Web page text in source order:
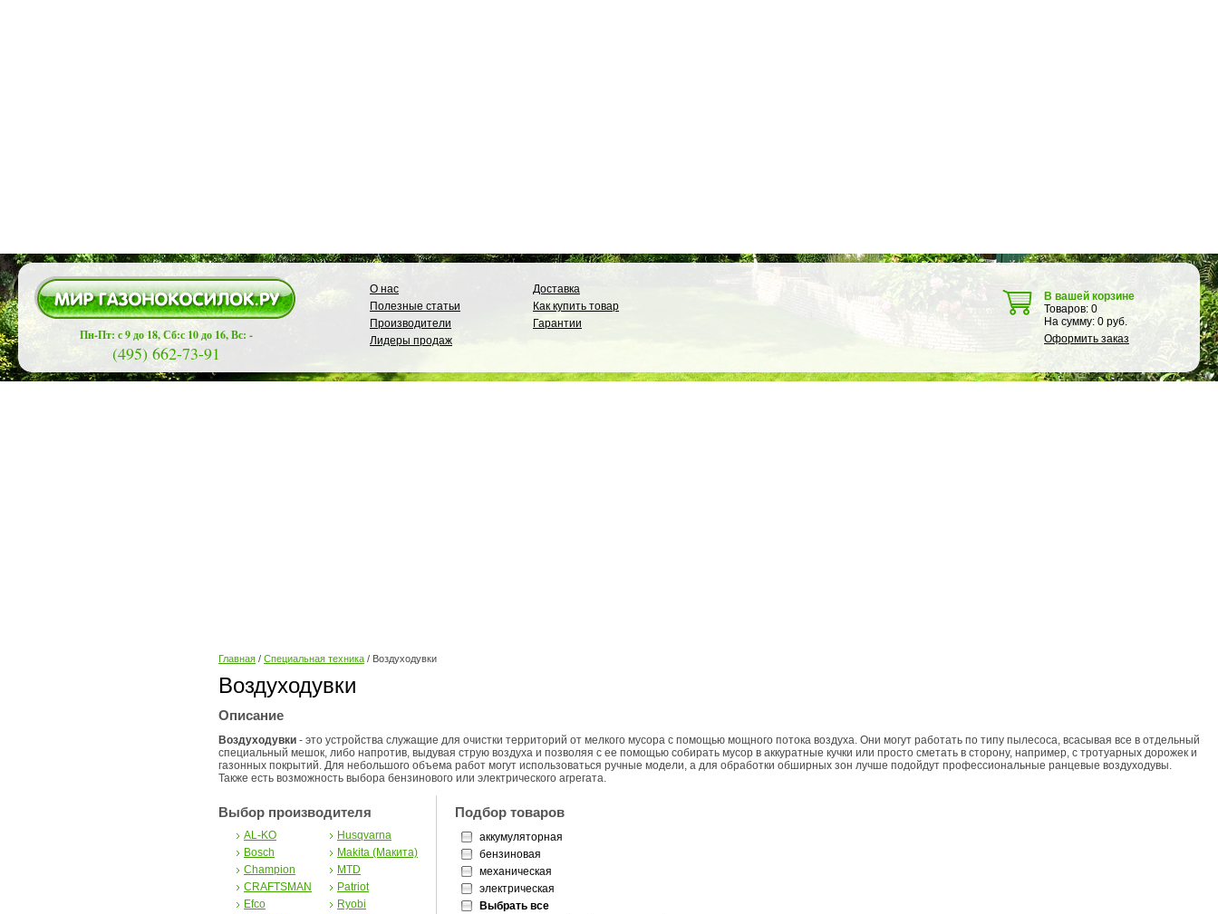
Пн-Пт: с 9 до 18, Сб:с 10 до 16, Вс: -
(495) 662-73-91
О нас
Полезные статьи
Производители
Лидеры продаж
Доставка
Как купить товар
Гарантии
В вашей корзине
Товаров: 0
На сумму: 0 руб.
Оформить заказ
Главная / Специальная техника / Воздуходувки
Воздуходувки
Описание
Воздуходувки - это устройства служащие для очистки территорий от мелкого мусора с помощью мощного потока воздуха. Они могут работать по типу пылесоса, всасывая все в отдельный
специальный мешок, либо напротив, выдувая струю воздуха и позволяя с ее помощью собирать мусор в аккуратные кучки или просто сметать в сторону, например, с тротуарных дорожек и
газонных покрытий. Для небольшого объема работ могут использоваться ручные модели, а для обработки обширных зон лучше подойдут профессиональные ранцевые воздуходувы.
Также есть возможность выбора бензинового или электрического агрегата.
Выбор производителя
AL-KO
Bosch
Champion
CRAFTSMAN
Efco
Husqvarna
Makita (Макита)
MTD
Patriot
Ryobi
Подбор товаров
аккумуляторная
бензиновая
механическая
электрическая
Выбрать все